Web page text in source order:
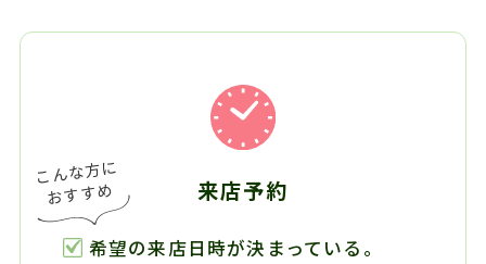
来店予約
希望の来店日時が決まっている。